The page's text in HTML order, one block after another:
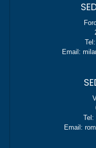
Email:
Tel:
Email: